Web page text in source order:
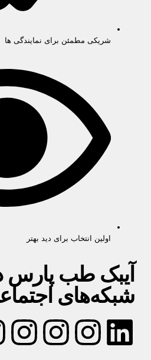
شریکی مطمئن برای نمایندگی ها
اولین انتخاب برای دید بهتر
آیبک طب پارس
شبکه‌های